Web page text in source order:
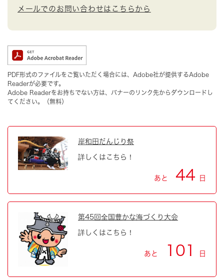
メールでのお問い合わせはこちらから
PDF形式のファイルをご覧いただく場合には、Adobe社が提供するAdobe
Readerが必要です。
Adobe Readerをお持ちでない方は、バナーのリンク先からダウンロードし
てください。（無料）
岸和田だんじり祭
詳しくはこちら！
あと 44 日
第45回全国豊かな海づくり大会
詳しくはこちら！
あと 101 日